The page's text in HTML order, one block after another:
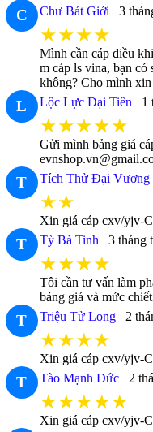
C Chư Bát Giới 3
★★★★
Mình cần cáp điều
m cáp ls vina, bạn có
không? Cho mình
L Lộc Lực Đại Tiên 1
★★★★★
Gửi mình bảng giá
T Tích Thử Đại Vương
★★
Xin giá cáp cxv/yjv-
T Tỳ Bà Tinh 3 tháng
★★★★
Tôi cần tư vấn làm
bảng giá và mức
T Triệu Tử Long 2
★★★★
Xin giá cáp cxv/yjv-
T Tào Mạnh Đức 2
★★★★★
Xin giá cáp cxv/yjv-